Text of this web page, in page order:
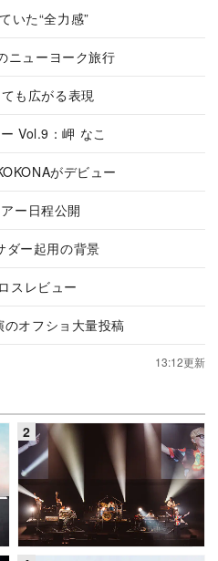
いた“全力感”
ニューヨーク旅行
も広がる表現
Vol.9：岬 なこ
がデビュー
ー日程公開
ダー起用の背景
スレビュー
オフショ大量投稿
13:12更新